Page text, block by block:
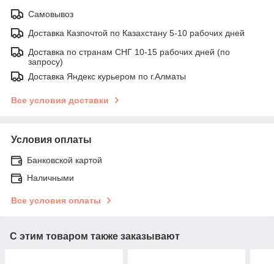
Самовывоз
Доставка Казпочтой по Казахстану 5-10 рабочих дней
Доставка по странам СНГ 10-15 рабочих дней (по
запросу)
Доставка Яндекс курьером по г.Алматы
Все условия доставки
Условия оплаты
Банковской картой
Наличными
Все условия оплаты
С этим товаром также заказывают